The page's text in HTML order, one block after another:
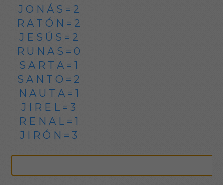
J O N Á S = 2
R A T Ó N = 2
J E S Ú S = 2
R U N A S = 0
S A R T A = 1
S A N T O = 2
N A U T A = 1
J I R E L = 3
R E N A L = 1
J I R Ó N = 3